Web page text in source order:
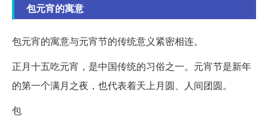
包元宵的寓意
包元宵的寓意与元宵节的传统意义紧密相连。
正月十五吃元宵，是中国传统的习俗之一。元宵节是新年
的第一个满月之夜，也代表着天上月圆、人间团圆。
包